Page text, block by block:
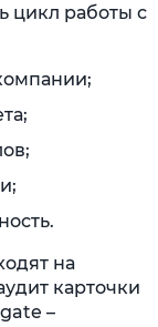
цикл работы с
на
карточки
–